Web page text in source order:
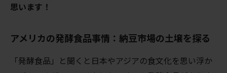
思います！
アメリカの発酵食品事情：納豆市場の土壌を探る
「発酵食品」と聞くと日本やアジアの食文化を思い浮か